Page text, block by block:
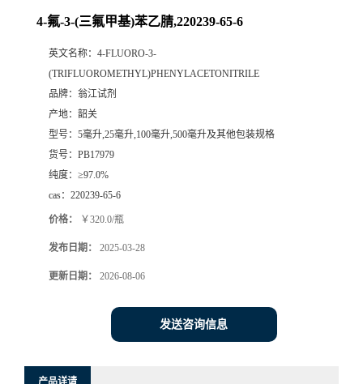
4-氟-3-(三氟甲基)苯乙腈,220239-65-6
英文名称： 4-FLUORO-3-
(TRIFLUOROMETHYL)PHENYLACETONITRILE
品牌： 翁江试剂
产地： 韶关
型号： 5毫升,25毫升,100毫升,500毫升及其他包装规格
货号： PB17979
纯度： ≥97.0%
cas： 220239-65-6
价格： ￥320.0/瓶
发布日期： 2025-03-28
更新日期： 2026-08-06
发送咨询信息
产品详请